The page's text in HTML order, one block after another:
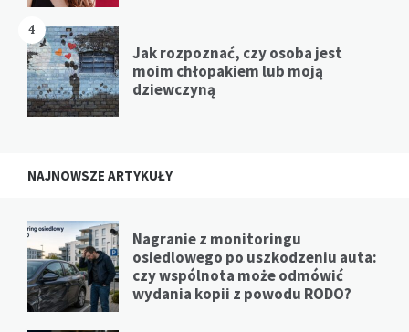
4
Jak rozpoznać, czy osoba jest
moim chłopakiem lub moją
dziewczyną
NAJNOWSZE ARTYKUŁY
Nagranie z monitoringu
osiedlowego po uszkodzeniu auta:
czy wspólnota może odmówić
wydania kopii z powodu RODO?